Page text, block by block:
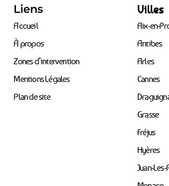
Liens
Accueil
À propos
Zones d’intervention
Mentions Légales
Plan de site
Villes
Aix-en-
Antibes
Arles
Cannes
Grasse
Fréjus
Hyères
Juan-Les-